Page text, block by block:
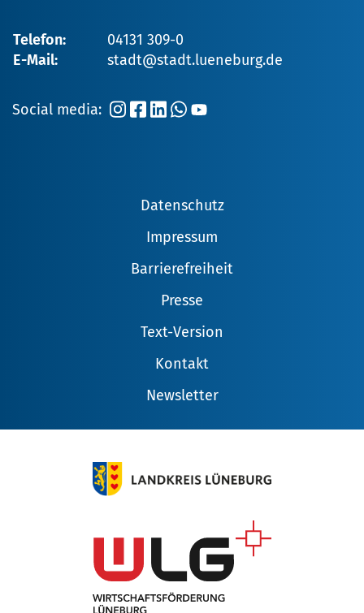
Telefon:
04131 309-0
E-Mail:
stadt@stadt.lueneburg.de
Social media:
Datenschutz
Impressum
Barrierefreiheit
Presse
Text-Version
Kontakt
Newsletter